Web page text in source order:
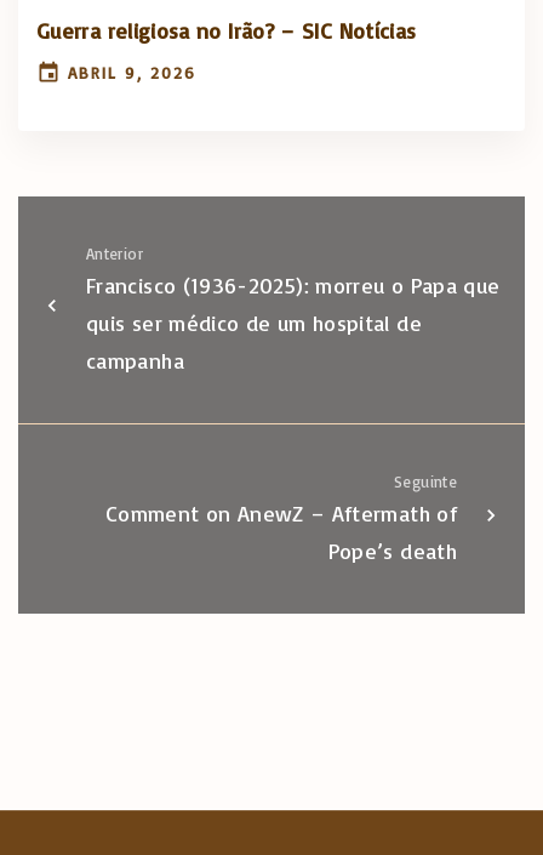
Guerra religiosa no Irão? – SIC Notícias
ABRIL 9, 2026
Anterior
Francisco (1936-2025): morreu o Papa que
quis ser médico de um hospital de
campanha
Seguinte
Comment on AnewZ – Aftermath of
Pope’s death